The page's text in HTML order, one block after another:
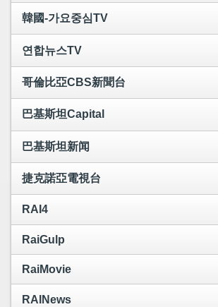
韓國-가요중심TV
연합뉴스TV
哥倫比亞CBS新聞台
巴基斯坦Capital
巴基斯坦新闻
捷克諾亞電視台
RAI4
RaiGulp
RaiMovie
RAINews